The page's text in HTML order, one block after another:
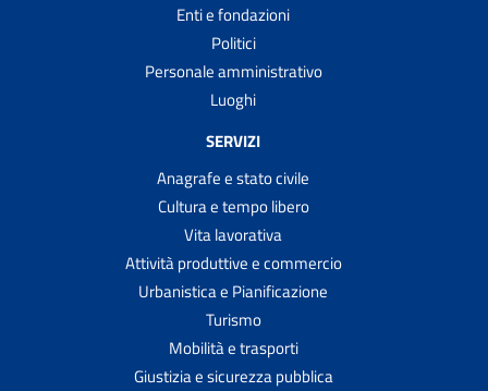
Enti e fondazioni
Politici
Personale amministrativo
Luoghi
SERVIZI
Anagrafe e stato civile
Cultura e tempo libero
Vita lavorativa
Attività produttive e commercio
Urbanistica e Pianificazione
Turismo
Mobilità e trasporti
Giustizia e sicurezza pubblica